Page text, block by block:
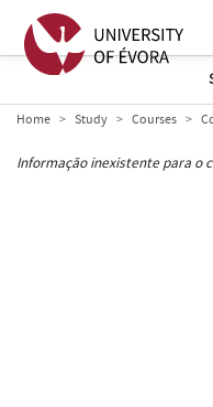
Home Study Courses
Informação inexistente para o